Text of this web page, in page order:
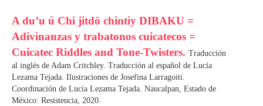
A du’u ú Chi jitdö chintiy DIBAKU =
Adivinanzas y trabatonos cuicatecos =
Cuicatec Riddles and Tone-Twisters. Traducción
al inglés de Adam Critchley. Traducción al español de Lucía
Lezama Tejada. Ilustraciones de Josefina Larragoiti.
Coordinación de Lucía Lezama Tejada. Naucalpan, Estado de
México: Resistencia, 2020.